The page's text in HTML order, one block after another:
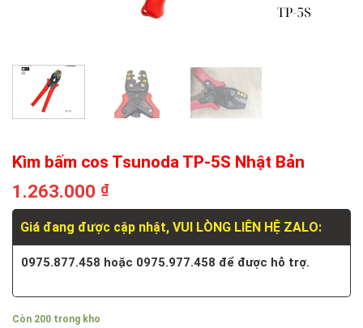
Kìm bấm cos Tsunoda TP-5S Nhật Bản
1.263.000 ₫
Giá đang được cập nhật, VUI LÒNG LIÊN HỆ ZALO:
0975.877.458 hoặc 0975.977.458 để được hỗ trợ.
Còn 200 trong kho